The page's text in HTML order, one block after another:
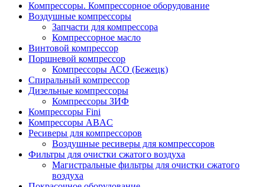
Компрессоры. Компрессорное оборудование
Воздушные компрессоры
Запчасти для компрессора
Компрессорное масло
Винтовой компрессор
Поршневой компрессор
Компрессоры АСО (Бежецк)
Спиральный компрессор
Дизельные компрессоры
Компрессоры ЗИФ
Компрессоры Fini
Компрессоры ABAC
Ресиверы для компрессоров
Воздушные ресиверы для компрессоров
Фильтры для очистки сжатого воздуха
Магистральные фильтры для очистки сжатого
воздуха